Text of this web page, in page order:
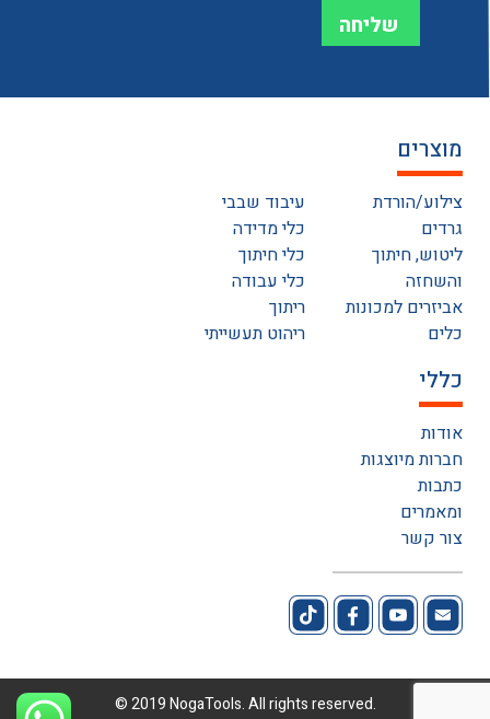
מוצרים
צילוע/הורדת
גרדים
ליטוש, חיתוך
והשחזה
אביזרים למכונות
כלים
עיבוד שבבי
כלי מדידה
כלי חיתוך
כלי עבודה
ריתוך
ריהוט תעשייתי
כללי
אודות
חברות מיוצגות
כתבות
ומאמרים
צור קשר
© 2019 NogaTools. All rights reserved.